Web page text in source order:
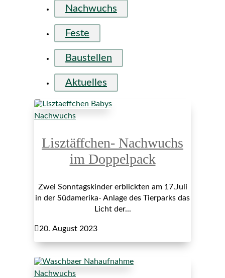
Nachwuchs
Feste
Baustellen
Aktuelles
Nachwuchs
Lisztäffchen- Nachwuchs
im Doppelpack
Zwei Sonntagskinder erblickten am 17.Juli
in der Südamerika- Anlage des Tierparks das
Licht der...
20. August 2023
Nachwuchs